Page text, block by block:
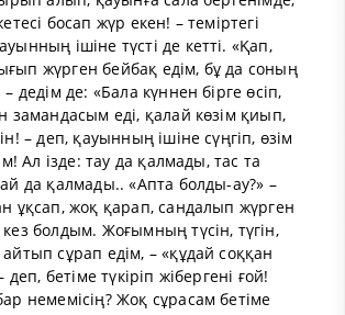
босап жүр екен! – теміртегі
ішіне түсті де кетті. «Қап,
жүрген бейбақ едім, бұ да соның
дедім де: «Бала күннен бірге өсіп,
замандасым еді, қалай көзім қиып,
– деп, қауынның ішіне сүңгіп, өзім
Ал ізде: тау да қалмады, тас та
да қалмады.. «Апта болды-ау?» –
ұқсап, жоқ қарап, сандалып жүрген
болдым. Жоғымның түсін, түгін,
сұрап едім, – «құдай соққан
деп, бетіме түкіріп жібергені ғой!
немемісің? Жоқ сұрасам бетіме